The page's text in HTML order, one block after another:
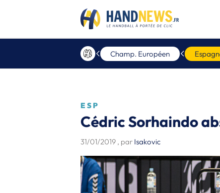
Champ. Européen
ESP
Cédric Sorhaindo
31/01/2019 , par Isakovic